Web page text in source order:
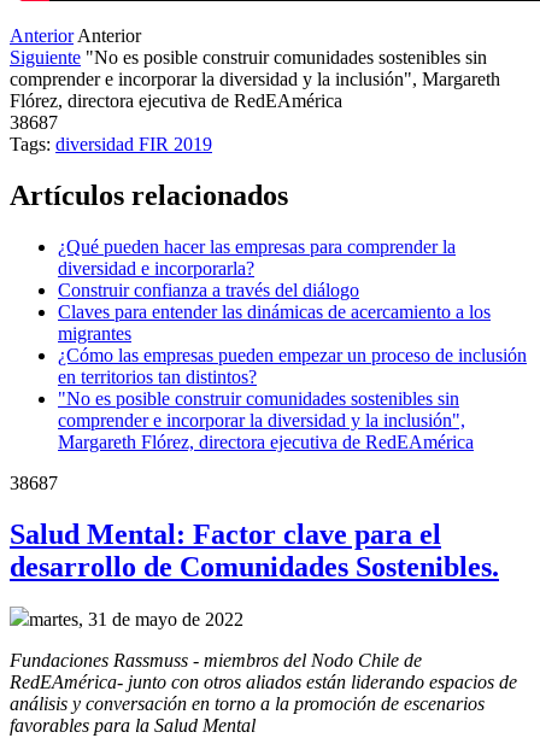
Anterior Anterior
Siguiente "No es posible construir comunidades sostenibles sin
comprender e incorporar la diversidad y la inclusión", Margareth
Flórez, directora ejecutiva de RedEAmérica
38687
Tags: diversidad FIR 2019
Artículos relacionados
¿Qué pueden hacer las empresas para comprender la
diversidad e incorporarla?
Construir confianza a través del diálogo
Claves para entender las dinámicas de acercamiento a los
migrantes
¿Cómo las empresas pueden empezar un proceso de inclusión
en territorios tan distintos?
"No es posible construir comunidades sostenibles sin
comprender e incorporar la diversidad y la inclusión",
Margareth Flórez, directora ejecutiva de RedEAmérica
38687
Salud Mental: Factor clave para el
desarrollo de Comunidades Sostenibles.
martes, 31 de mayo de 2022
Fundaciones Rassmuss - miembros del Nodo Chile de
RedEAmérica- junto con otros aliados están liderando espacios de
análisis y conversación en torno a la promoción de escenarios
favorables para la Salud Mental